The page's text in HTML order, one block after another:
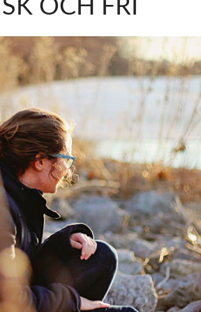
OCH FRI